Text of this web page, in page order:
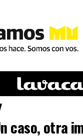
caso, otra